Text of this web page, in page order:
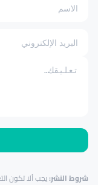
شروط النشر:يجب ألا تكون